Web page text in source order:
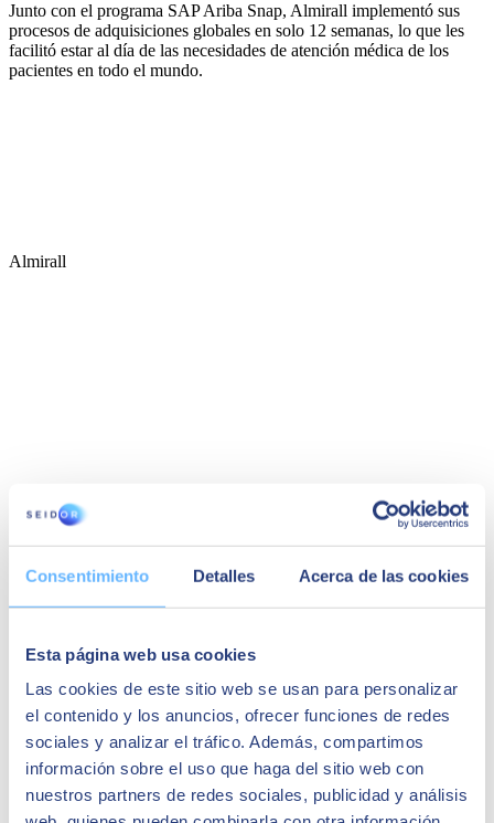
Consentimiento Detalles Acerca de las cookies
Esta página web usa cookies
Las cookies de este sitio web se usan para personalizar
el contenido y los anuncios, ofrecer funciones de redes
sociales y analizar el tráfico. Además, compartimos
información sobre el uso que haga del sitio web con
nuestros partners de redes sociales, publicidad y análisis
Junto con el programa SAP Ariba Snap, Almirall implementó sus
procesos de adquisiciones globales en solo 12 semanas, lo que les
facilitó estar al día de las necesidades de atención médica de los
pacientes en todo el mundo.
Almirall
Silvia Lopez
Global Procurement Director at Almirall, S.A.
recomiendo."
Casos de éxito relacionados: